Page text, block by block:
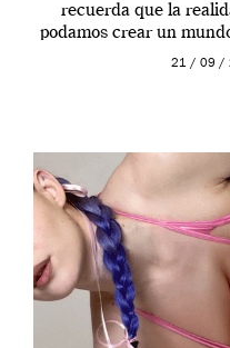
recuerda que la
podamos crear un
que los
21 / 09 /